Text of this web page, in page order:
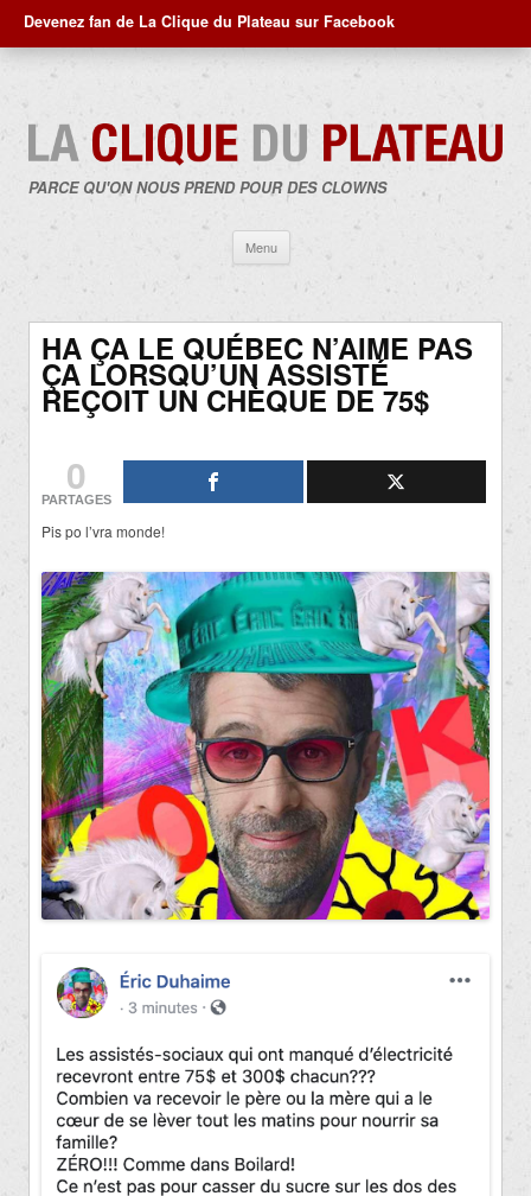
Devenez fan de La Clique du Plateau sur Facebook
PARCE QU'ON NOUS PREND POUR DES CLOWNS
Menu
contenu
HA ÇA LE QUÉBEC N’AIME PAS
ÇA LORSQU’UN ASSISTÉ
REÇOIT UN CHÈQUE DE 75$
0
PARTAGES
Pis po l’vra monde!